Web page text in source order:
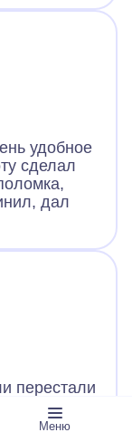
удобное
сделал
дал
перестали
вопрос:
Меню